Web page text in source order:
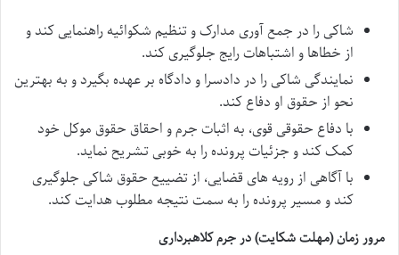
شاکی را در جمع آوری مدارک و تنظیم شکوائیه راهنمایی کند و
از خطاها و اشتباهات رایج جلوگیری کند.
نمایندگی شاکی را در دادسرا و دادگاه بر عهده بگیرد و به بهترین
نحو از حقوق او دفاع کند.
با دفاع حقوقی قوی، به اثبات جرم و احقاق حقوق موکل خود
کمک کند و جزئیات پرونده را به خوبی تشریح نماید.
با آگاهی از رویه های قضایی، از تضییع حقوق شاکی جلوگیری
کند و مسیر پرونده را به سمت نتیجه مطلوب هدایت کند.
مرور زمان (مهلت شکایت) در جرم کلاهبرداری